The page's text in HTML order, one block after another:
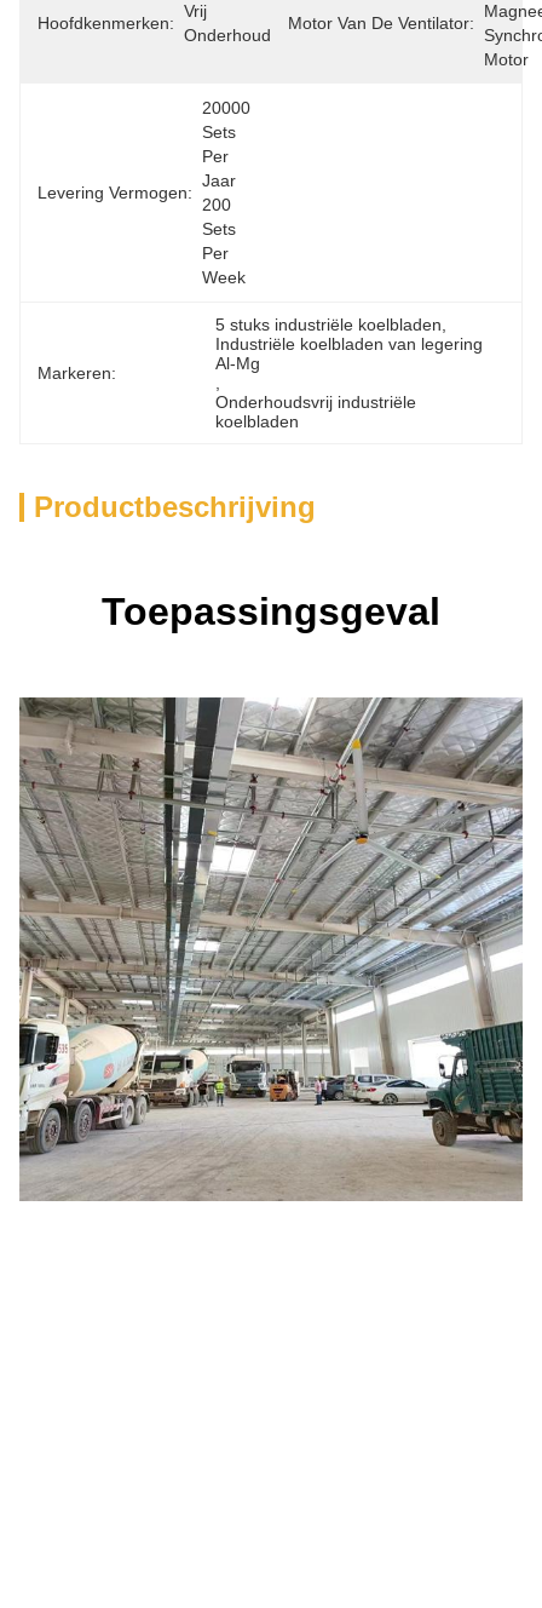
Hoofdkenmerken:
Vrij
Onderhoud
Motor Van De Ventilator:
Motor
Levering Vermogen:
20000
Sets
Per
Jaar
200
Sets
Per
Week
Markeren:
5 stuks industriële koelbladen
Industriële koelbladen van legering
Al-Mg
Onderhoudsvrij industriële
koelbladen
Productbeschrijving
Toepassingsgeval